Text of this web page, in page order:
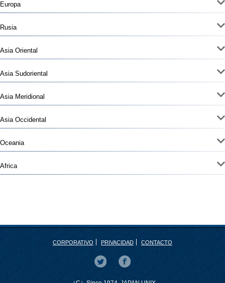
Europa
Rusia
Asia Oriental
Asia Sudoriental
Asia Meridional
Asia Occidental
Oceania
Africa
CORPORATIVO PRIVACIDAD CONTACTO